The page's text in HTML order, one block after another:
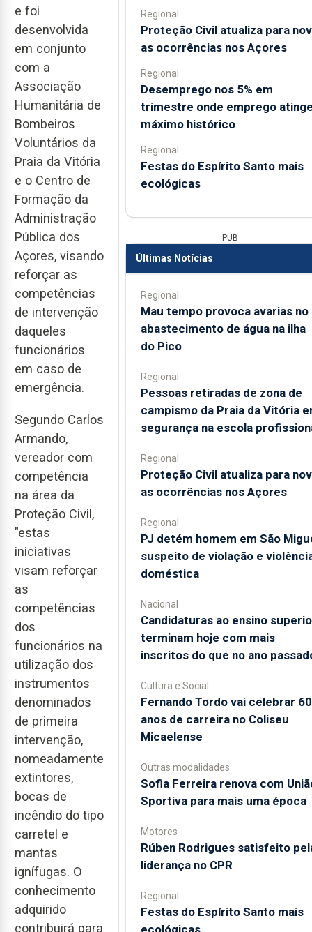
e foi
desenvolvida
em conjunto
com a
Associação
Humanitária de
Bombeiros
Voluntários da
Praia da Vitória
e o Centro de
Formação da
Administração
Pública dos
Açores, visando
reforçar as
competências
de intervenção
daqueles
funcionários
em caso de
emergência.
Segundo Carlos
Armando,
vereador com
competência
na área da
Proteção Civil,
"estas
iniciativas
visam reforçar
as
competências
dos
funcionários na
utilização dos
instrumentos
denominados
de primeira
intervenção,
nomeadamente
extintores,
bocas de
incêndio do tipo
carretel e
mantas
ignífugas. O
conhecimento
adquirido
contribuirá para
Regional
Proteção Civil atualiza para
as ocorrências nos Açores
Regional
Desemprego nos 5% em
trimestre onde emprego
máximo histórico
Regional
Festas do Espírito Santo mais
ecológicas
PUB
Últimas Notícias
Regional
Mau tempo provoca avarias no
abastecimento de água na ilha
do Pico
Regional
Pessoas retiradas de zona de
campismo da Praia da Vitória
segurança na escola
Regional
Proteção Civil atualiza para
as ocorrências nos Açores
Regional
PJ detém homem em São
suspeito de violação e
doméstica
Nacional
Candidaturas ao ensino
terminam hoje com mais
inscritos do que no ano
Cultura e Social
Fernando Tordo vai celebrar 60
anos de carreira no Coliseu
Micaelense
Outras modalidades
Sofia Ferreira renova com
Sportiva para mais uma época
Motores
Rúben Rodrigues satisfeito
liderança no CPR
Regional
Festas do Espírito Santo mais
ecológicas